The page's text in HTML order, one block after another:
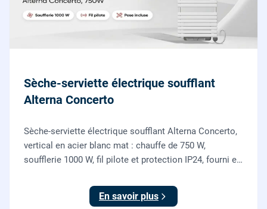
Sèche-serviette électrique soufflant
Alterna Concerto
Sèche-serviette électrique soufflant Alterna Concerto,
vertical en acier blanc mat : chauffe de 750 W,
soufflerie 1000 W, fil pilote et protection IP24, fourni et
En savoir plus